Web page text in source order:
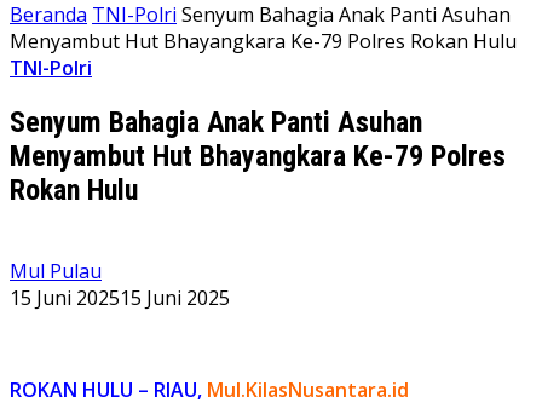
Beranda TNI-Polri Senyum Bahagia Anak Panti Asuhan
Menyambut Hut Bhayangkara Ke-79 Polres Rokan Hulu
TNI-Polri
Senyum Bahagia Anak Panti Asuhan
Menyambut Hut Bhayangkara Ke-79 Polres
Rokan Hulu
Mul Pulau
15 Juni 202515 Juni 2025
ROKAN HULU – RIAU, Mul.KilasNusantara.id